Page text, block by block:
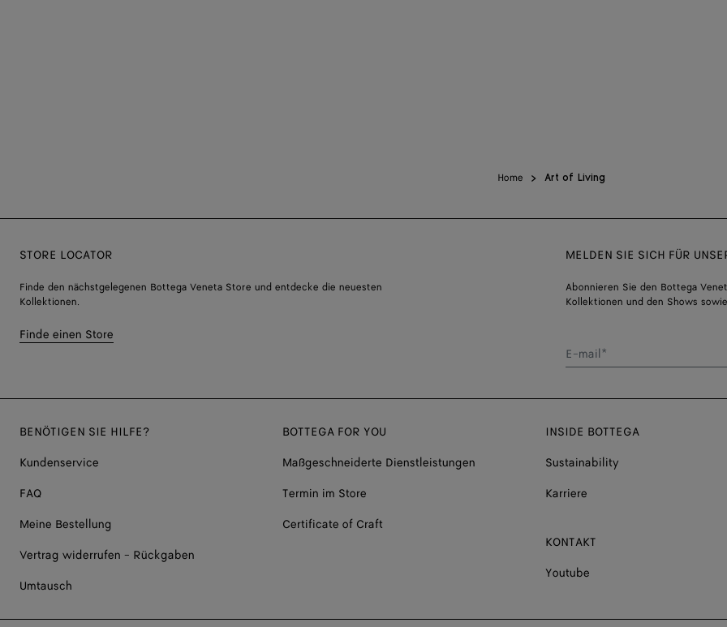
Home Art of Living
STORE LOCATOR
Finde den nächstgelegenen Bottega Veneta Store und entdecke die neuesten
Kollektionen.
Finde einen Store
MELDEN SIE SICH FÜR
Abonnieren Sie den Bottega
Kollektionen und den Shows
E-mail*
BENÖTIGEN SIE HILFE?
Kundenservice
FAQ
Meine Bestellung
Vertrag widerrufen - Rückgaben
Umtausch
BOTTEGA FOR YOU
Maßgeschneiderte Dienstleistungen
Termin im Store
Certificate of Craft
INSIDE BOTTEGA
Sustainability
Karriere
KONTAKT
Youtube